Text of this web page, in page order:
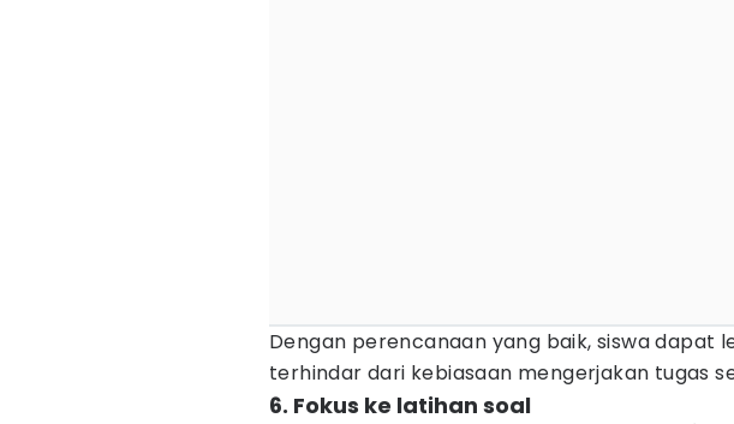
Dengan perencanaan yang baik, siswa dapat
terhindar dari kebiasaan mengerjakan tugas
6. Fokus ke latihan soal